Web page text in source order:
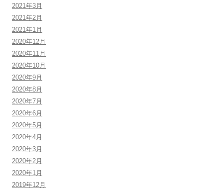
2021年3月
2021年2月
2021年1月
2020年12月
2020年11月
2020年10月
2020年9月
2020年8月
2020年7月
2020年6月
2020年5月
2020年4月
2020年3月
2020年2月
2020年1月
2019年12月